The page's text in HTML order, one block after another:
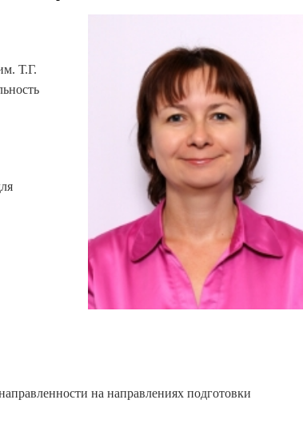
Т.Г.
на направлениях подготовки